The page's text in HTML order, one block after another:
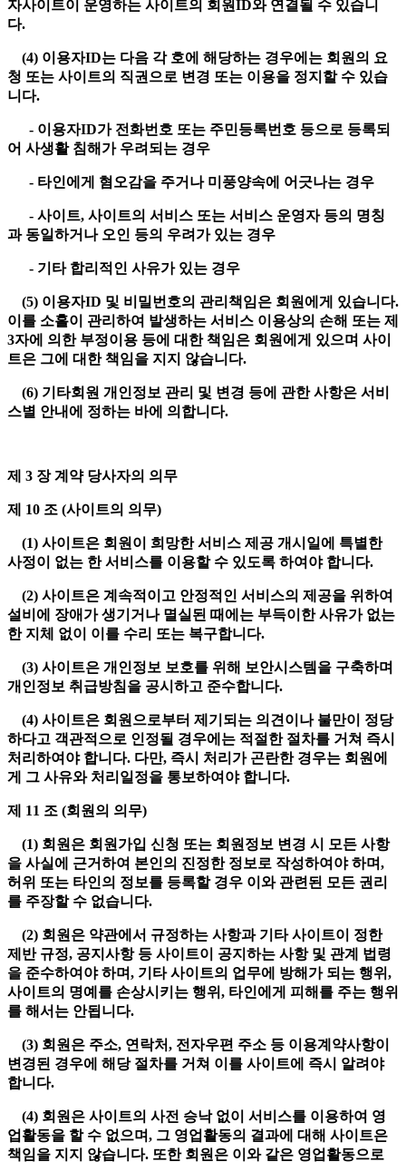
자사이트이 운영하는 사이트의 회원ID와 연결될 수 있습니
다.
(4) 이용자ID는 다음 각 호에 해당하는 경우에는 회원의 요
청 또는 사이트의 직권으로 변경 또는 이용을 정지할 수 있습
니다.
- 이용자ID가 전화번호 또는 주민등록번호 등으로 등록되
어 사생활 침해가 우려되는 경우
- 타인에게 혐오감을 주거나 미풍양속에 어긋나는 경우
- 사이트, 사이트의 서비스 또는 서비스 운영자 등의 명칭
과 동일하거나 오인 등의 우려가 있는 경우
- 기타 합리적인 사유가 있는 경우
(5) 이용자ID 및 비밀번호의 관리책임은 회원에게 있습니다.
이를 소홀이 관리하여 발생하는 서비스 이용상의 손해 또는 제
3자에 의한 부정이용 등에 대한 책임은 회원에게 있으며 사이
트은 그에 대한 책임을 지지 않습니다.
(6) 기타회원 개인정보 관리 및 변경 등에 관한 사항은 서비
스별 안내에 정하는 바에 의합니다.
제 3 장 계약 당사자의 의무
제 10 조 (사이트의 의무)
(1) 사이트은 회원이 희망한 서비스 제공 개시일에 특별한
사정이 없는 한 서비스를 이용할 수 있도록 하여야 합니다.
(2) 사이트은 계속적이고 안정적인 서비스의 제공을 위하여
설비에 장애가 생기거나 멸실된 때에는 부득이한 사유가 없는
한 지체 없이 이를 수리 또는 복구합니다.
(3) 사이트은 개인정보 보호를 위해 보안시스템을 구축하며
개인정보 취급방침을 공시하고 준수합니다.
(4) 사이트은 회원으로부터 제기되는 의견이나 불만이 정당
하다고 객관적으로 인정될 경우에는 적절한 절차를 거쳐 즉시
처리하여야 합니다. 다만, 즉시 처리가 곤란한 경우는 회원에
게 그 사유와 처리일정을 통보하여야 합니다.
제 11 조 (회원의 의무)
(1) 회원은 회원가입 신청 또는 회원정보 변경 시 모든 사항
을 사실에 근거하여 본인의 진정한 정보로 작성하여야 하며,
허위 또는 타인의 정보를 등록할 경우 이와 관련된 모든 권리
를 주장할 수 없습니다.
(2) 회원은 약관에서 규정하는 사항과 기타 사이트이 정한
제반 규정, 공지사항 등 사이트이 공지하는 사항 및 관계 법령
을 준수하여야 하며, 기타 사이트의 업무에 방해가 되는 행위,
사이트의 명예를 손상시키는 행위, 타인에게 피해를 주는 행위
를 해서는 안됩니다.
(3) 회원은 주소, 연락처, 전자우편 주소 등 이용계약사항이
변경된 경우에 해당 절차를 거쳐 이를 사이트에 즉시 알려야
합니다.
(4) 회원은 사이트의 사전 승낙 없이 서비스를 이용하여 영
업활동을 할 수 없으며, 그 영업활동의 결과에 대해 사이트은
책임을 지지 않습니다. 또한 회원은 이와 같은 영업활동으로